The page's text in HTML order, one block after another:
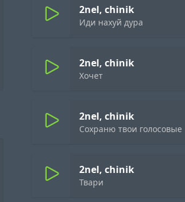
2nel, chinik
Иди нахуй дура
2nel, chinik
Хочет
2nel, chinik
Сохраню твои голосовые
2nel, chinik
Твари